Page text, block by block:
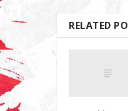
RELATED